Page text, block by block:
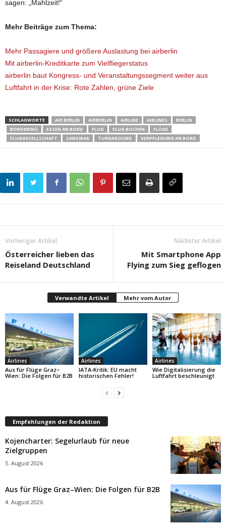
sagen: „Mahlzeit!“
Mehr Beiträge zum Thema:
Mehr Passagiere und größere Auslastung bei airberlin
Mit airberlin-Kreditkarte zum Vielfliegerstatus
airberlin baut Kongress- und Veranstaltungssegment weiter aus
Luftfahrt in der Krise: Rote Zahlen, grüne Ziele
SCHLAGWORTE AIR BERLIN AIRBERLIN AIRLINE AIRLINES
BERLIN
BORDMENÜ
ESSEN AN BORD FLUG FLUG BUCHEN
FLÜGE
FLUGGESELLSCHAFT
SANSIBAR TURNAROUND VERPFLEGUNG AN BORD
Vorheriger Artikel
Österreicher lieben das
Reiseland Deutschland
Nächster Artikel
Mit Smartphone App
Flying zum Sieg geflogen
Verwandte Artikel Mehr vom Autor
Airlines
Aus für Flüge Graz–
Wien: Die Folgen für B2B
Airlines
IATA-Kritik: EU macht
historischen Fehler!
Airlines
Wie Digitalisierung die
Luftfahrt beschleunigt
Empfehlungen der Redaktion
Kojencharter: Segelurlaub für neue
Zielgruppen
5. August 2026
Aus für Flüge Graz–Wien: Die Folgen für B2B
4. August 2026